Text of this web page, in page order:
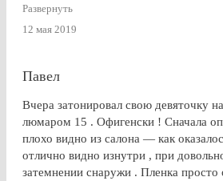
Развернуть
12 мая 2019
Павел
Вчера затонировал свою девяточку
люмаром 15 . Офигенски ! Сначала
плохо видно из салона — как
отлично видно изнутри , при
затемнении снаружи . Пленка